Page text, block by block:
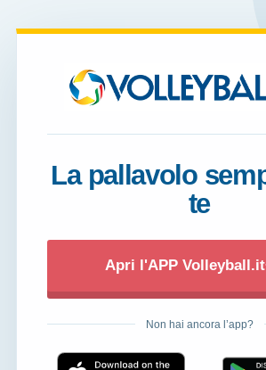
La pallavolo
te
Apri l'APP
Non hai ancora l’app?